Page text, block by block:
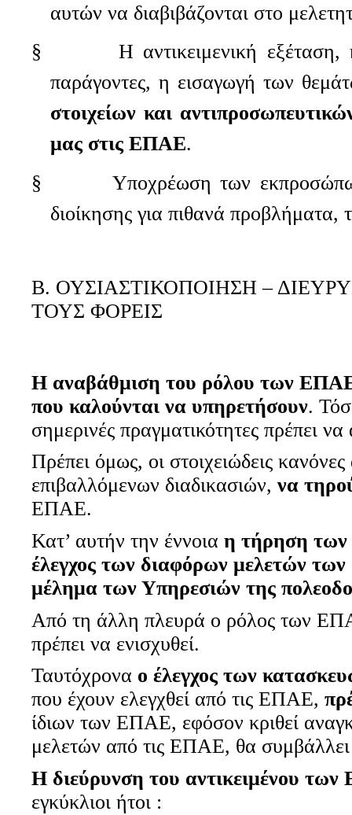
αυτών να διαβιβάζονται στο
§ Η αντικειμενική εξέταση, η
παράγοντες, η εισαγωγή των
στοιχείων και
μας στις ΕΠΑΕ.
§ Υποχρέωση των εκπροσώπων
διοίκησης για πιθανά προβλήματα,
Β. ΟΥΣΙΑΣΤΙΚΟΠΟΙΗΣΗ –
ΤΟΥΣ ΦΟΡΕΙΣ
Η αναβάθμιση του ρόλου των
που καλούνται να υπηρετήσουν.
σημερινές πραγματικότητες πρέπει
Πρέπει όμως, οι στοιχειώδεις
επιβαλλόμενων διαδικασιών, να
ΕΠΑΕ.
Κατ’ αυτήν την έννοια η τήρηση των
έλεγχος των διαφόρων μελετών
μέλημα των Υπηρεσιών της
Από τη άλλη πλευρά ο ρόλος των
πρέπει να ενισχυθεί.
Ταυτόχρονα ο έλεγχος των
που έχουν ελεγχθεί από τις ΕΠΑΕ,
ίδιων των ΕΠΑΕ, εφόσον κριθεί
μελετών από τις ΕΠΑΕ, θα
Η διεύρυνση του αντικειμένου
εγκύκλιοι ήτοι :